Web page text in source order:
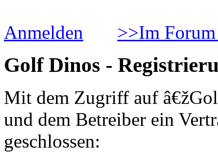
Anmelden >>Im
Golf Dinos -
Mit dem Zugriff auf
und dem Betreiber ein
geschlossen: